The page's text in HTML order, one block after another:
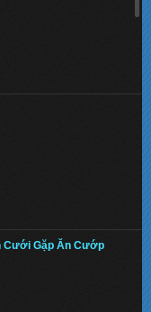
Cưới Gặp Ăn Cướp